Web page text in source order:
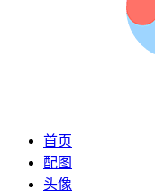
首页
配图
头像